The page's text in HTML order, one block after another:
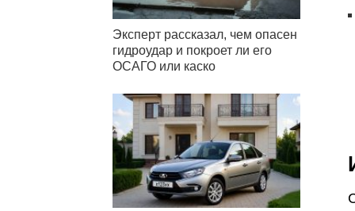
Эксперт рассказал, чем опасен
гидроудар и покроет ли его
ОСАГО или каско